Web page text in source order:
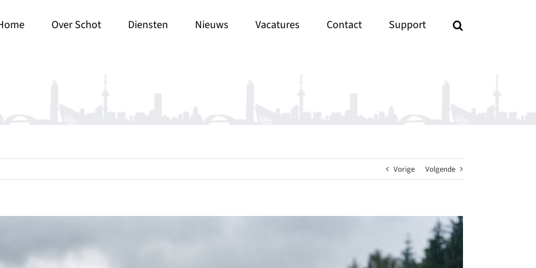
Over Schot Diensten Nieuws Vacatures Contact Support
Vorige Volgende